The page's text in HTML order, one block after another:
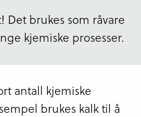
Det brukes som råvare
kjemiske prosesser.
antall kjemiske
brukes kalk til å